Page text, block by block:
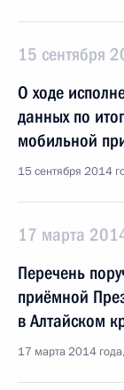
15 сентября
О ходе
данных по
мобильной
15 сентября 2014
17 марта
Перечень
приёмной
в Алтайском
17 марта 2014